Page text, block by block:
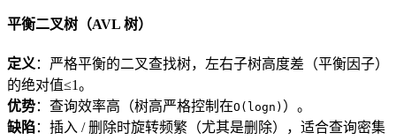
平衡二叉树（AVL 树）
定义 ：严格平衡的二叉查找树，左右子树高度差（平衡因子）
的绝对值≤1。
优势：查询效率高（树高严格控制在O(logn) ）。
缺陷：插入 / 删除时旋转频繁（尤其是删除），适合查询密集